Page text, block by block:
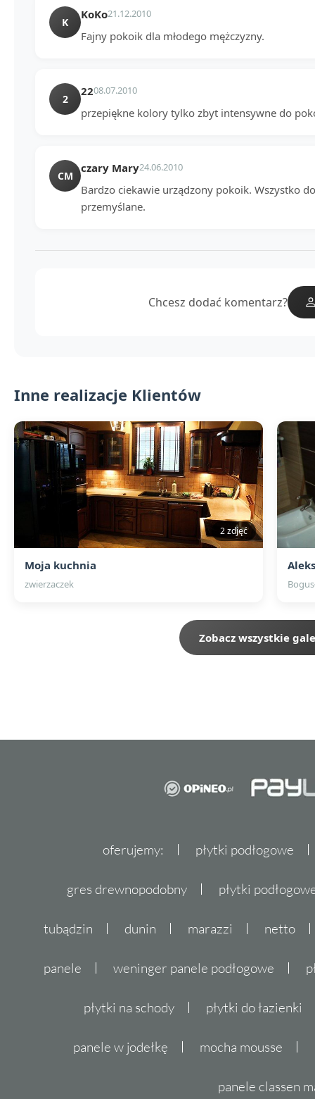
K
KoKo21.12.2010
Fajny pokoik dla młodego mężczyzny.
2
2208.07.2010
przepiękne kolory tylko zbyt intensywne do
CM
czary Mary24.06.2010
Bardzo ciekawie urządzony pokoik. Wszystko
przemyślane.
Chcesz dodać komentarz?
Inne realizacje Klientów
2 zdjęć
Moja kuchnia
zwierzaczek
Zobacz wszystkie
oferujemy: płytki podłogowe
gres drewnopodobny płytki
tubądzin dunin marazzi netto
panele weninger panele podłogowe
płytki na schody płytki do łazienki
panele w jodełkę mocha mousse
panele classen